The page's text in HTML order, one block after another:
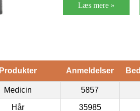
Læs mere »
Produkter Anmeldelser
Medicin 5857
Hår 35985